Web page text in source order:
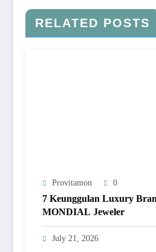
RELATED POSTS
Provitamon 0
7 Keunggulan Luxury
MONDIAL Jeweler
July 21, 2026